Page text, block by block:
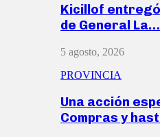
Kicillof
de General La…
5 agosto, 2026
PROVINCIA
Una acción
Compras y